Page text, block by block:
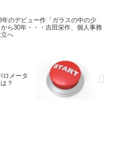
年のデビュー作「ガラスの中の少
ら30年・・・吉田栄作、個人事務
へ
ロメータ
？